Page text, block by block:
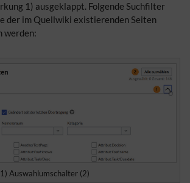
1) ausgeklappt. Folgende Suchfilter
der im Quellwiki existierenden Seiten
werden:
Auswahlumschalter (2)